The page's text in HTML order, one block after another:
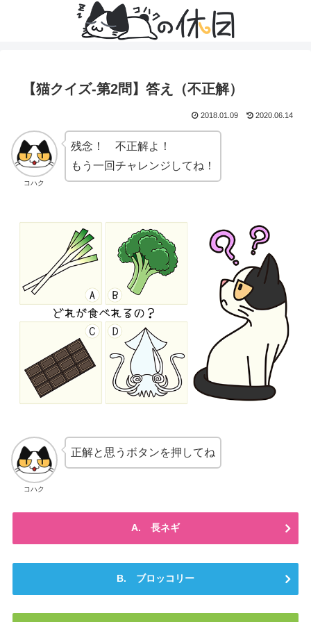
【猫クイズ-第2問】答え（不正解）
2018.01.09 2020.06.14
コハク
残念！ 不正解よ！
もう一回チャレンジしてね！
コハク
正解と思うボタンを押してね
A. 長ネギ
B. ブロッコリー